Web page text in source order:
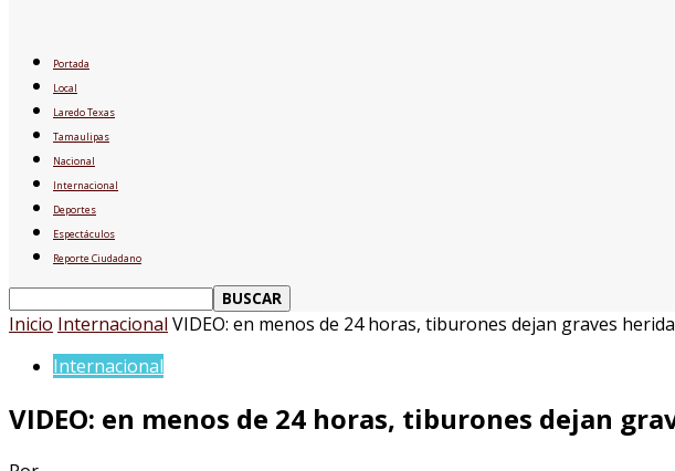
Portada
Local
Laredo Texas
Tamaulipas
Nacional
Internacional
Deportes
Espectáculos
Reporte Ciudadano
Inicio Internacional VIDEO: en menos de 24 horas, tiburones dejan graves
Internacional
VIDEO: en menos de 24 horas, tiburones dejan